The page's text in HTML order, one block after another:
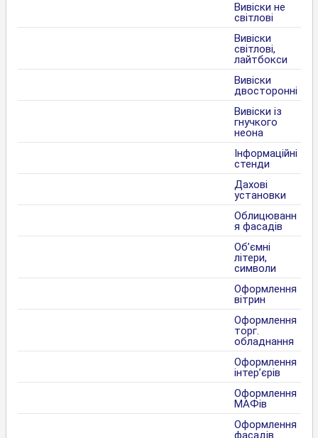
Вивіски не
світлові
Вивіски
світлові,
лайтбокси
Вивіски
двосторонні
Вивіски із
гнучкого
неона
Інформаційні
стенди
Дахові
установки
Облицюванн
я фасадів
Об’ємні
літери,
символи
Оформлення
вітрин
Оформлення
торг.
обладнання
Оформлення
інтер’єрів
Оформлення
МАФів
Оформлення
фасадів